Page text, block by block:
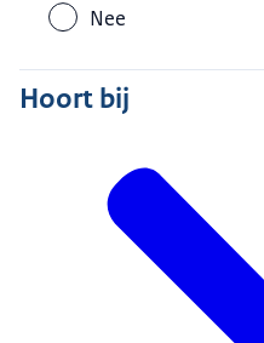
Nee
Hoort bij